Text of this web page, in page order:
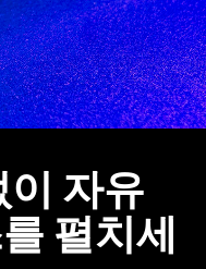
자유
펼치세